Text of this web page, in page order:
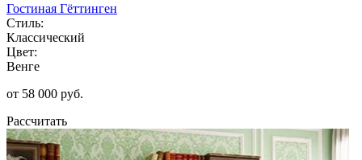
Гостиная Гёттинген
Стиль:
Классический
Цвет:
Венге
от 58 000 руб.
Рассчитать